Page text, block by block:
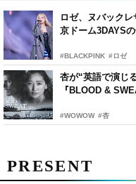
ロゼ、ヌバック
京ドーム3DAYS
#BLACKPINK #ロゼ
杏が“英語で演じ
『BLOOD &
#WOWOW #杏
PRESENT